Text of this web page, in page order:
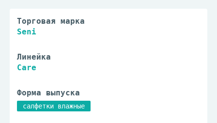
Торговая марка
Seni
Линейка
Care
Форма выпуска
салфетки влажные